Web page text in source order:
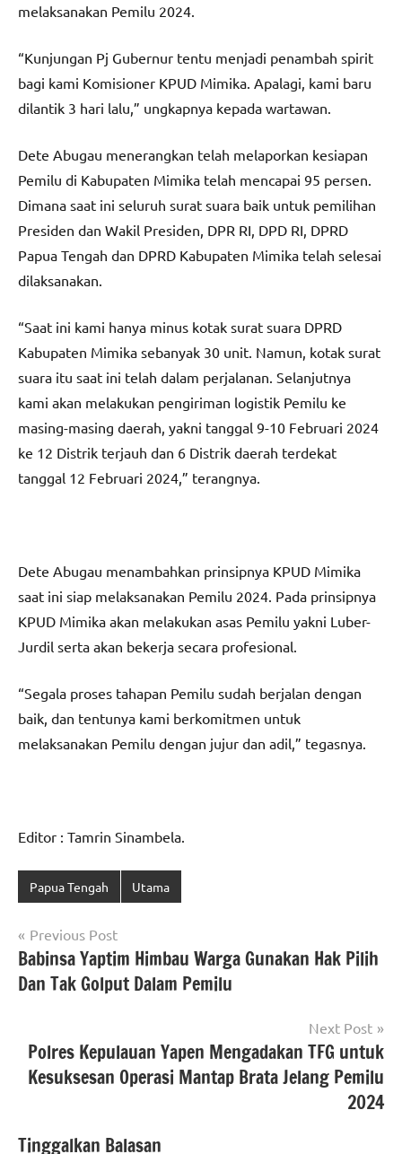
melaksanakan Pemilu 2024.
“Kunjungan Pj Gubernur tentu menjadi penambah spirit
bagi kami Komisioner KPUD Mimika. Apalagi, kami baru
dilantik 3 hari lalu,” ungkapnya kepada wartawan.
Dete Abugau menerangkan telah melaporkan kesiapan
Pemilu di Kabupaten Mimika telah mencapai 95 persen.
Dimana saat ini seluruh surat suara baik untuk pemilihan
Presiden dan Wakil Presiden, DPR RI, DPD RI, DPRD
Papua Tengah dan DPRD Kabupaten Mimika telah selesai
dilaksanakan.
“Saat ini kami hanya minus kotak surat suara DPRD
Kabupaten Mimika sebanyak 30 unit. Namun, kotak surat
suara itu saat ini telah dalam perjalanan. Selanjutnya
kami akan melakukan pengiriman logistik Pemilu ke
masing-masing daerah, yakni tanggal 9-10 Februari 2024
ke 12 Distrik terjauh dan 6 Distrik daerah terdekat
tanggal 12 Februari 2024,” terangnya.
Dete Abugau menambahkan prinsipnya KPUD Mimika
saat ini siap melaksanakan Pemilu 2024. Pada prinsipnya
KPUD Mimika akan melakukan asas Pemilu yakni Luber-
Jurdil serta akan bekerja secara profesional.
“Segala proses tahapan Pemilu sudah berjalan dengan
baik, dan tentunya kami berkomitmen untuk
melaksanakan Pemilu dengan jujur dan adil,” tegasnya.
Editor : Tamrin Sinambela.
Papua Tengah Utama
Navigasi
pos
Previous Post
Babinsa Yaptim Himbau Warga Gunakan Hak Pilih
Dan Tak Golput Dalam Pemilu
Next Post
Polres Kepulauan Yapen Mengadakan TFG untuk
Kesuksesan Operasi Mantap Brata Jelang Pemilu
2024
Tinggalkan Balasan